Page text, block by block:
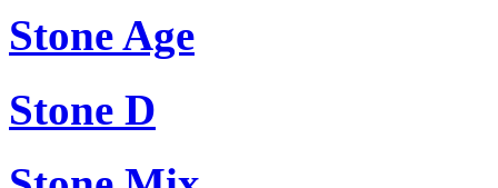
Stone Age
Stone D